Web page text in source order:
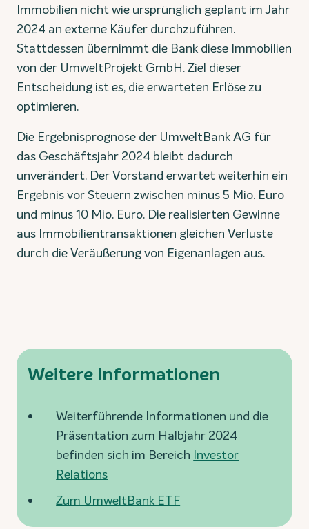
Immobilien nicht wie ursprünglich geplant im Jahr
2024 an externe Käufer durchzuführen.
Stattdessen übernimmt die Bank diese Immobilien
von der UmweltProjekt GmbH. Ziel dieser
Entscheidung ist es, die erwarteten Erlöse zu
optimieren.
Die Ergebnisprognose der UmweltBank AG für
das Geschäftsjahr 2024 bleibt dadurch
unverändert. Der Vorstand erwartet weiterhin ein
Ergebnis vor Steuern zwischen minus 5 Mio. Euro
und minus 10 Mio. Euro. Die realisierten Gewinne
aus Immobilientransaktionen gleichen Verluste
durch die Veräußerung von Eigenanlagen aus.
Weitere Informationen
Weiterführende Informationen und die
Präsentation zum Halbjahr 2024
befinden sich im Bereich Investor
Relations
Zum UmweltBank ETF